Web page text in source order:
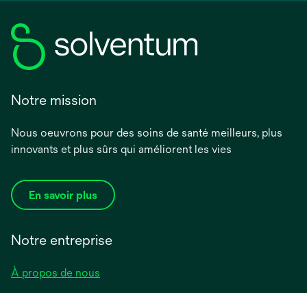
Notre mission
Nous oeuvrons pour des soins de santé meilleurs, plus
innovants et plus sûrs qui améliorent les vies
En savoir plus
Notre entreprise
À propos de nous